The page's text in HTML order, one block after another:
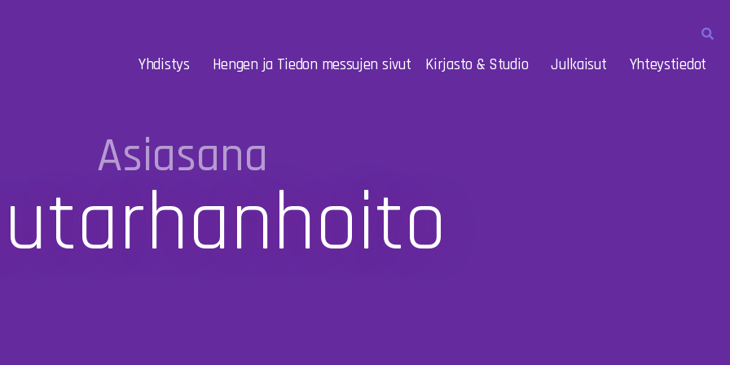
Yhdistys Hengen ja Tiedon messujen sivut Kirjasto & Studio Julkaisut Yhteystiedot
Asiasana